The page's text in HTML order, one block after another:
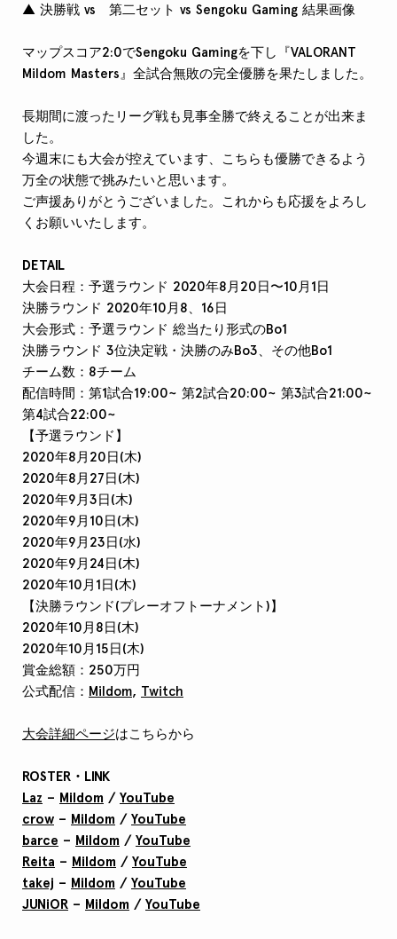
▲ 決勝戦 vs 第二セット vs Sengoku Gaming 結果画像
マップスコア2:0でSengoku Gamingを下し『VALORANT
Mildom Masters』全試合無敗の完全優勝を果たしました。
長期間に渡ったリーグ戦も見事全勝で終えることが出来ま
した。
今週末にも大会が控えています、こちらも優勝できるよう
万全の状態で挑みたいと思います。
ご声援ありがとうございました。これからも応援をよろし
くお願いいたします。
DETAIL
大会日程：予選ラウンド 2020年8月20日〜10月1日
決勝ラウンド 2020年10月8、16日
大会形式：予選ラウンド 総当たり形式のBo1
決勝ラウンド 3位決定戦・決勝のみBo3、その他Bo1
チーム数：8チーム
配信時間：第1試合19:00~ 第2試合20:00~ 第3試合21:00~
第4試合22:00~
【予選ラウンド】
2020年8月20日(木)
2020年8月27日(木)
2020年9月3日(木)
2020年9月10日(木)
2020年9月23日(水)
2020年9月24日(木)
2020年10月1日(木)
【決勝ラウンド(プレーオフトーナメント)】
2020年10月8日(木)
2020年10月15日(木)
賞金総額：250万円
公式配信： Mildom, Twitch
大会詳細ページはこちらから
ROSTER・LINK
Laz – Mildom / YouTube
crow – Mildom / YouTube
barce – Mildom / YouTube
Reita – Mildom / YouTube
takej – Mildom / YouTube
JUNiOR – Mildom / YouTube